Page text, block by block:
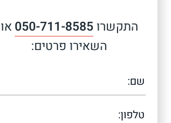
התקשרו 050-711-8585או
השאירו פרטים: